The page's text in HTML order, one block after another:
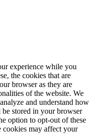
experience while you
the cookies that are
browser as they are
of the website. We
and understand how
stored in your browser
option to opt-out of these
cookies may affect your